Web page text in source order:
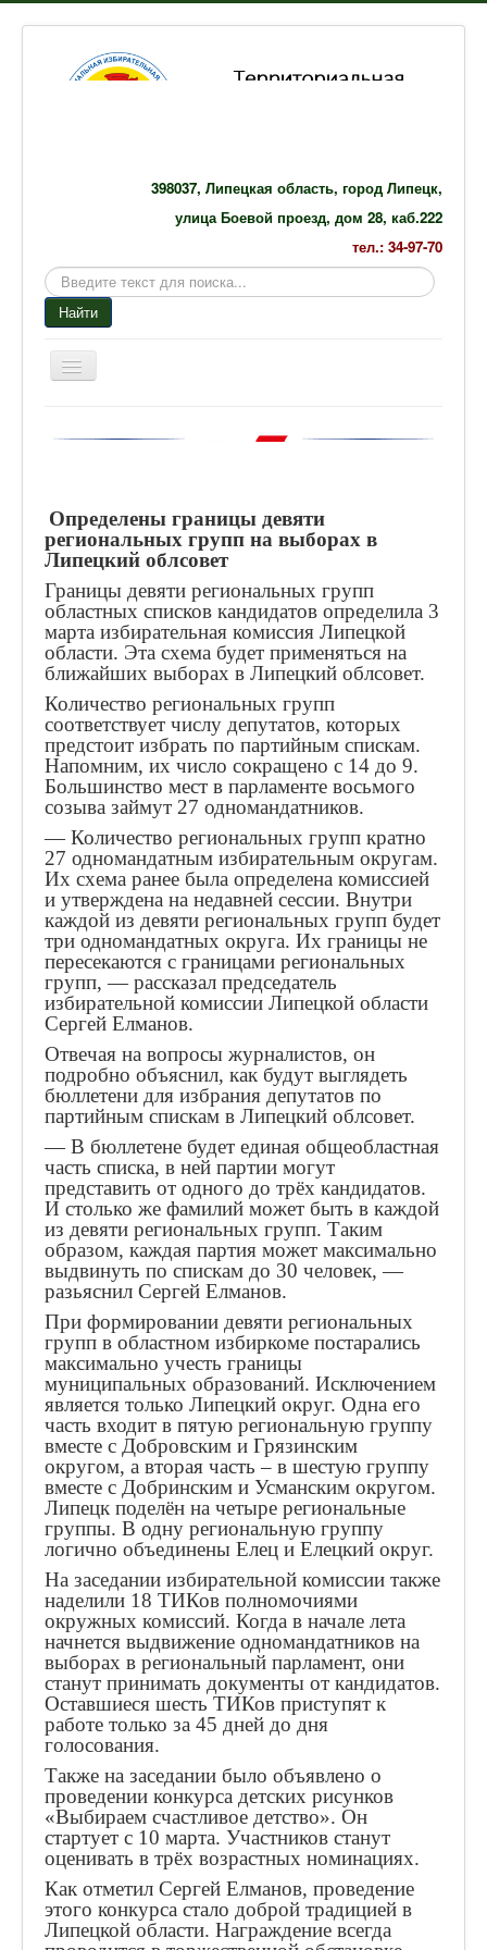
398037, Липецкая область, город Липецк,
улица Боевой проезд, дом 28, каб.222
тел.: 34-97-70
Поиск
по
сайту
Найти
Включить/
Численность избирателей
Цифровые сервисы
Определены границы девяти
региональных групп на выборах в
Липецкий облсовет
Границы девяти региональных групп
областных списков кандидатов определила 3
марта избирательная комиссия Липецкой
области. Эта схема будет применяться на
ближайших выборах в Липецкий облсовет.
Количество региональных групп
соответствует числу депутатов, которых
предстоит избрать по партийным спискам.
Напомним, их число сокращено с 14 до 9.
Большинство мест в парламенте восьмого
созыва займут 27 одномандатников.
— Количество региональных групп кратно
27 одномандатным избирательным округам.
Их схема ранее была определена комиссией
и утверждена на недавней сессии. Внутри
каждой из девяти региональных групп будет
три одномандатных округа. Их границы не
пересекаются с границами региональных
групп, — рассказал председатель
избирательной комиссии Липецкой области
Сергей Елманов.
Отвечая на вопросы журналистов, он
подробно объяснил, как будут выглядеть
бюллетени для избрания депутатов по
партийным спискам в Липецкий облсовет.
— В бюллетене будет единая общеобластная
часть списка, в ней партии могут
представить от одного до трёх кандидатов.
И столько же фамилий может быть в каждой
из девяти региональных групп. Таким
образом, каждая партия может максимально
выдвинуть по спискам до 30 человек, —
разьяснил Сергей Елманов.
При формировании девяти региональных
групп в областном избиркоме постарались
максимально учесть границы
муниципальных образований. Исключением
является только Липецкий округ. Одна его
часть входит в пятую региональную группу
вместе с Добровским и Грязинским
округом, а вторая часть – в шестую группу
вместе с Добринским и Усманским округом.
Липецк поделён на четыре региональные
группы. В одну региональную группу
логично объединены Елец и Елецкий округ.
На заседании избирательной комиссии также
наделили 18 ТИКов полномочиями
окружных комиссий. Когда в начале лета
начнется выдвижение одномандатников на
выборах в региональный парламент, они
станут принимать документы от кандидатов.
Оставшиеся шесть ТИКов приступят к
работе только за 45 дней до дня
голосования.
Также на заседании было объявлено о
проведении конкурса детских рисунков
«Выбираем счастливое детство». Он
стартует с 10 марта. Участников станут
оценивать в трёх возрастных номинациях.
Как отметил Сергей Елманов, проведение
этого конкурса стало доброй традицией в
Липецкой области. Награждение всегда